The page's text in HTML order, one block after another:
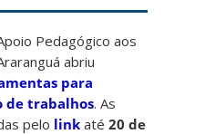
Pedagógico aos
abriu
para
de trabalhos. As
pelo link até20 de